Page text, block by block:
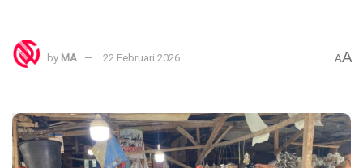
by MA 22 Februari 2026 AA